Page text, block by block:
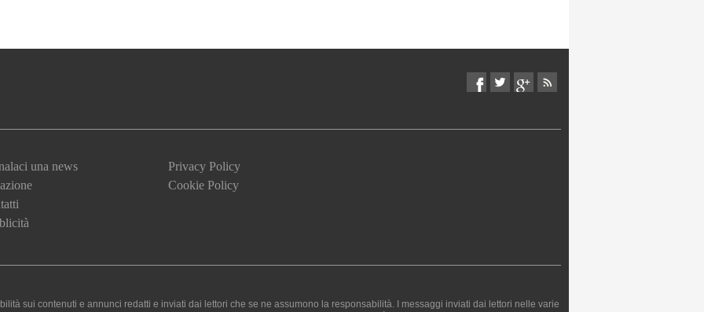
una news
Privacy Policy
Cookie Policy
sui contenuti e annunci redatti e inviati dai lettori che se ne assumono la responsabilità. I messaggi inviati dai lettori nelle varie